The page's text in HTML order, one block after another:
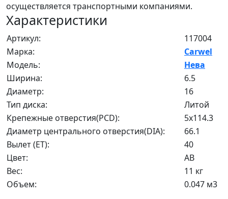
осуществляется транспортными компаниями.
Характеристики
Артикул:
117004
Марка:
Carwel
Модель:
Нева
Ширина:
6.5
Диаметр:
16
Тип диска:
Литой
Крепежные отверстия(PCD):
5x114.3
Диаметр центрального отверстия(DIA):
66.1
Вылет (ET):
40
Цвет:
AB
Вес:
11 кг
Объем:
0.047 м3